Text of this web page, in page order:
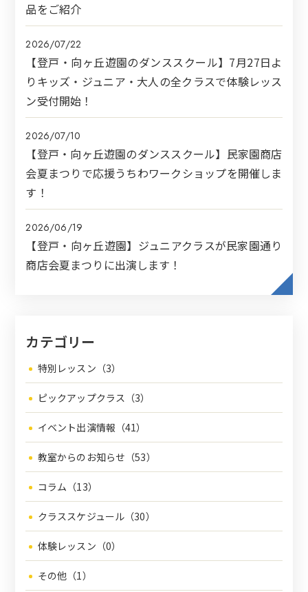
品をご紹介
2026/07/22
【登戸・向ヶ丘遊園のダンススクール】7月27日よ
りキッズ・ジュニア・大人の全クラスで体験レッス
ン受付開始！
2026/07/10
【登戸・向ヶ丘遊園のダンススクール】民家園商店
会夏まつりで応援うちわワークショップを開催しま
す！
2026/06/19
【登戸・向ヶ丘遊園】ジュニアクラスが民家園通り
商店会夏まつりに出演します！
カテゴリー
特別レッスン（3）
ピックアップクラス（3）
イベント出演情報（41）
教室からのお知らせ（53）
コラム（13）
クラススケジュール（30）
体験レッスン（0）
その他（1）